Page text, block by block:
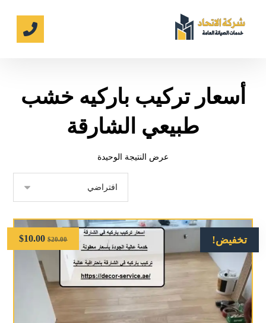
أسعار تركيب باركيه خشب
طبيعي الشارقة
عرض النتيجة الوحيدة
تخفيض! $20.00
$10.00